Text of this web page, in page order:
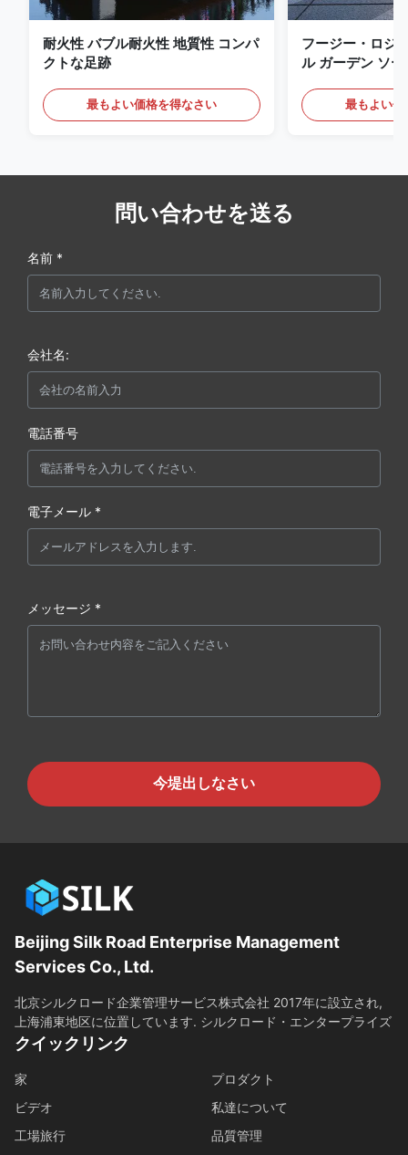
耐火性 バブル耐火性 地質性 コンパ
クトな足跡
最もよい価格を得なさい
フージー・ロジ
ル ガーデン ソ
最もよい価
問い合わせを送る
名前 *
会社名:
電話番号
電子メール *
メッセージ *
今堤出しなさい
Beijing Silk Road Enterprise Management
Services Co., Ltd.
北京シルクロード企業管理サービス株式会社 2017年に設立され,
上海浦東地区に位置しています. シルクロード・エンタープライズ
クイックリンク
家
プロダクト
ビデオ
私達について
工場旅行
品質管理